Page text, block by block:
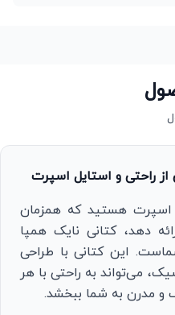
راحتی و استایل اسپرت
هستید که همزمان
دهد، کتانی نایک همپا
این کتانی با طراحی
می‌تواند به راحتی با هر
مدرن به شما ببخشد.